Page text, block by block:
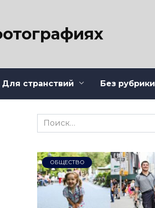
Для странствий Без рубрики
Search
for:
ОБЩЕСТВО